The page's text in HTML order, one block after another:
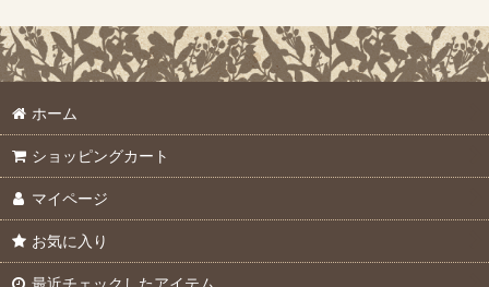
ホーム
ショッピングカート
マイページ
お気に入り